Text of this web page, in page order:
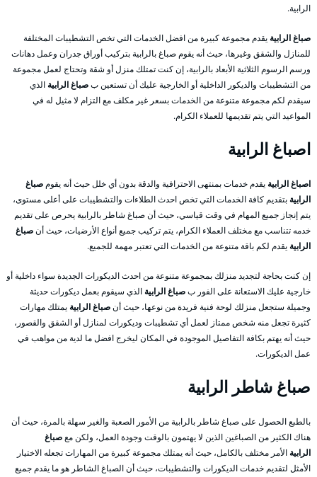
الرابية.
صباغ الرابية يقدم مجموعة كبيرة من افضل الخدمات التي تخص التشطيبات المختلفة
للمنازل والشقق وغيرها، حيث أنه يقوم صباغ بالرابية بتركيب أوراق جدران وعمل دهانات
ورسم الرسوم الثلاثية الأبعاد بالرابية، إن كنت تمتلك منزل أو شقة وتحتاج لعمل مجموعة
من التشطيبات والديكور الداخلية أو الخارجية عليك أن تستعين بصباغ الرابية الذي
سيقدم لكم مجموعة متنوعة من الخدمات بسعر غير مكلف مع التزام لا مثيل له في
المواعيد التي يتم تقديمها للعملاء الكرام.
اصباغ الرابية
اصباغ الرابية يقدم خدمات بمنتهى الاحترافية والدقة بدون أي خلل حيث أنه يقوم صباغ
الرابية بتقديم كافة الخدمات التي تخص احدث الطلاءات والتشطيبات على أعلى مستوى،
يتم إنجاز جميع المهام في وقت قياسي، حيث أن صباغ شاطر بالرابية يحرص على تقديم
خدمه تتناسب مع مختلف العملاء الكرام، يتم تركيب جميع أنواع الأرضيات، حيث أنصباغ
الرابية يقدم لكم باقة متنوعة من الخدمات التي تعتبر مهمة للجميع.
إن كنت بحاجة لتجديد منزلك بمجموعة متنوعة من احدث الديكورات الجديدة سواء داخلية أو
خارجية عليك الاستعانة على الفور بصباغ الرابية الذي سيقوم بعمل ديكورات حديثة
وجميلة ستجعل منزلك لوحة فنية فريدة من نوعها، حيث أنصباغ الرابية يمتلك مهارات
كثيرة تجعل منه شخص ممتاز لعمل أي تشطيبات وديكورات لمنازل أو الشقق والقصور،
حيث أنه يهتم بكافة التفاصيل الموجودة في المكان ليخرج افضل ما لدية من مواهب في
عمل الديكورات.
صباغ شاطر الرابية
بالطبع الحصول على صباغ شاطر بالرابية من الأمور الصعبة والغير سهلة بالمرة، حيث أن
هناك الكثير من الصباغين الذين لا يهتمون بالوقت وجودة العمل، ولكن معصباغ
الرابية الأمر مختلف بالكامل، حيث أنه يمتلك مجموعة كبيرة من المهارات تجعله الاختيار
الأمثل لتقديم خدمات الديكورات والتشطيبات، حيث أن الصباغ الشاطر هو ما يقدم جميع